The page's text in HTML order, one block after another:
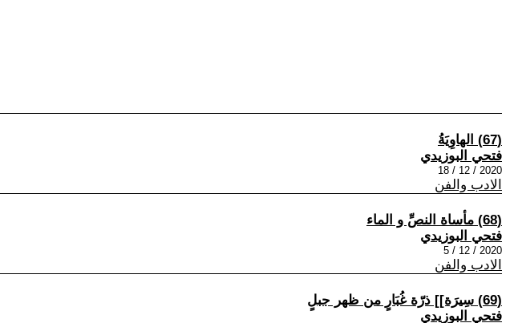
(67) الهاوِيَةُ
فتحي البوزيدي
2020 / 12 / 18
الادب والفن
(68) مأساة النصِّ و الماء
فتحي البوزيدي
2020 / 12 / 5
الادب والفن
(69) سِيرَة]] ذرّة غُبَارٍ من ظهر جبلٍ
فتحي البوزيدي